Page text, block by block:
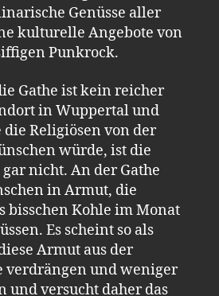
Genüsse aller
kulturelle Angebote von
Punkrock.
Gathe ist kein reicher
in Wuppertal und
Religiösen von der
würde, ist die
nicht. An der Gathe
in Armut, die
bisschen Kohle im Monat
Es scheint so als
Armut aus der
verdrängen und weniger
und versucht daher das